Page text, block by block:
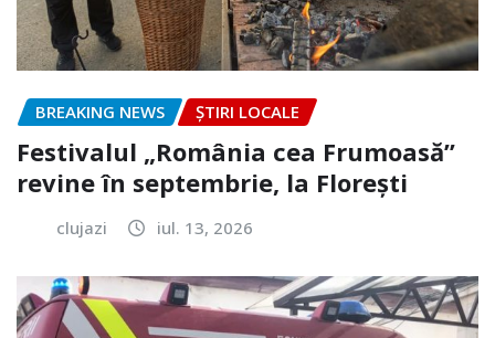
BREAKING NEWS ȘTIRI LOCALE
Festivalul „România cea Frumoasă”
revine în septembrie, la Florești
clujazi iul. 13, 2026